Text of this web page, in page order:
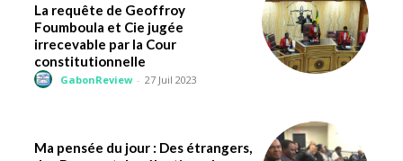
La requête de Geoffroy
Foumboula et Cie jugée
irrecevable par la Cour
constitutionnelle
GabonReview - 27 Juil 2023
Ma pensée du jour : Des étrangers,